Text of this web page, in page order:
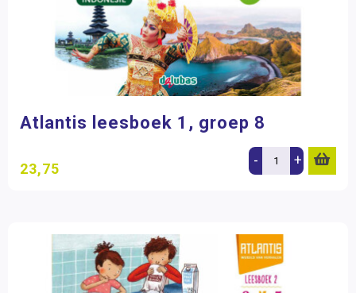
Atlantis leesboek 1, groep 8
23,75 - +